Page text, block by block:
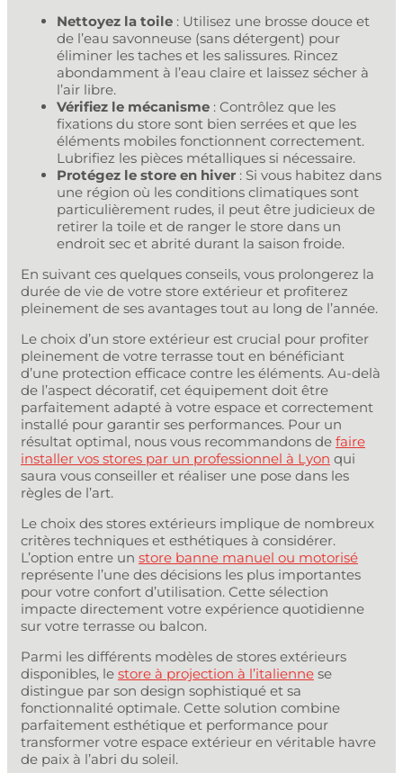
Nettoyez la toile : Utilisez une brosse douce et
de l’eau savonneuse (sans détergent) pour
éliminer les taches et les salissures. Rincez
abondamment à l’eau claire et laissez sécher à
l’air libre.
Vérifiez le mécanisme : Contrôlez que les
fixations du store sont bien serrées et que les
éléments mobiles fonctionnent correctement.
Lubrifiez les pièces métalliques si nécessaire.
Protégez le store en hiver : Si vous habitez dans
une région où les conditions climatiques sont
particulièrement rudes, il peut être judicieux de
retirer la toile et de ranger le store dans un
endroit sec et abrité durant la saison froide.
En suivant ces quelques conseils, vous prolongerez la
durée de vie de votre store extérieur et profiterez
pleinement de ses avantages tout au long de l’année.
Le choix d’un store extérieur est crucial pour profiter
pleinement de votre terrasse tout en bénéficiant
d’une protection efficace contre les éléments. Au-delà
de l’aspect décoratif, cet équipement doit être
parfaitement adapté à votre espace et correctement
installé pour garantir ses performances. Pour un
résultat optimal, nous vous recommandons de faire
installer vos stores par un professionnel à Lyon qui
saura vous conseiller et réaliser une pose dans les
règles de l’art.
Le choix des stores extérieurs implique de nombreux
critères techniques et esthétiques à considérer.
L’option entre un store banne manuel ou motorisé
représente l’une des décisions les plus importantes
pour votre confort d’utilisation. Cette sélection
impacte directement votre expérience quotidienne
sur votre terrasse ou balcon.
Parmi les différents modèles de stores extérieurs
disponibles, le store à projection à l’italienne se
distingue par son design sophistiqué et sa
fonctionnalité optimale. Cette solution combine
parfaitement esthétique et performance pour
transformer votre espace extérieur en véritable havre
de paix à l’abri du soleil.